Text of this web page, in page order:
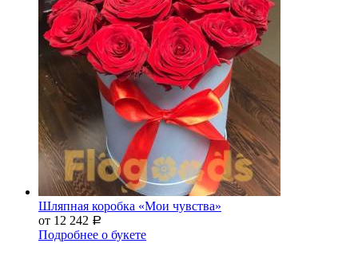
Шляпная коробка «Мои чувства»
от 12 242 Р
Подробнее о букете